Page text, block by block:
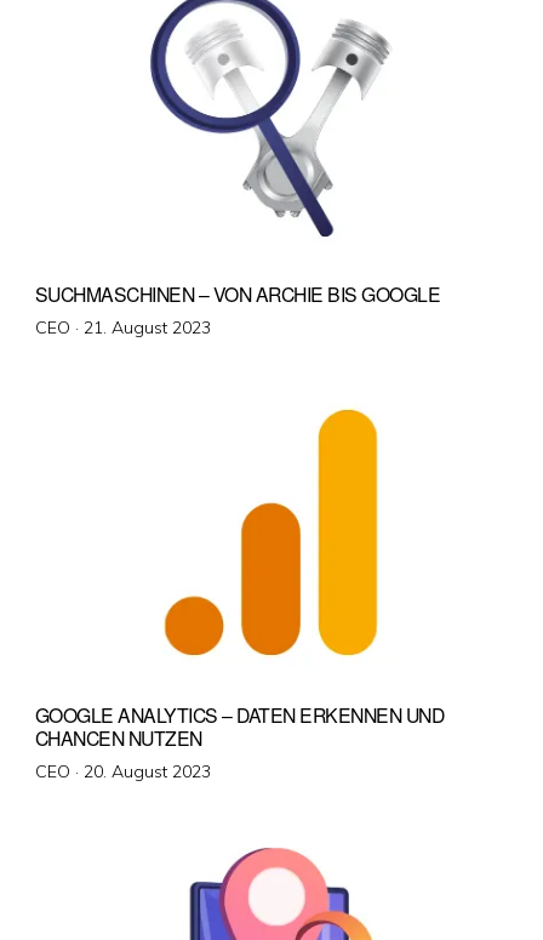
SUCHMASCHINEN – VON ARCHIE BIS GOOGLE
CEO · Veröffentlicht
21. August 2023
GOOGLE ANALYTICS – DATEN ERKENNEN UND
CHANCEN NUTZEN
CEO · Veröffentlicht
20. August 2023